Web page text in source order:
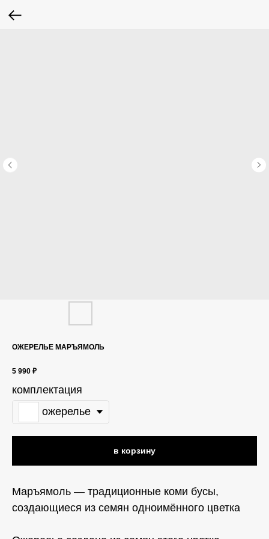
ОЖЕРЕЛЬЕ МАРЪЯМОЛЬ
5 990 ₽
комплектация
ожерелье
в корзину
Маръямоль — традиционные коми бусы,
создающиеся из семян одноимённого цветка